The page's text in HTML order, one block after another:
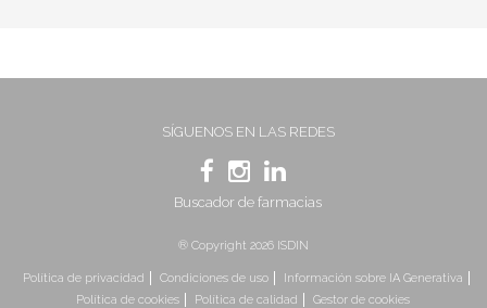
SÍGUENOS EN LAS REDES
Buscador de farmacias
® Copyright 2026 ISDIN
Política de privacidad Condiciones de uso
Información sobre IA Generativa
Política de cookies
Política de calidad Gestor de cookies